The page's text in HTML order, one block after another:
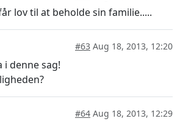
lov til at beholde sin familie.....
#63 Aug 18, 2013, 12:20
denne sag!
#64 Aug 18, 2013, 12:29